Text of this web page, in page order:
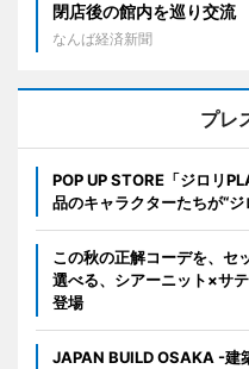
閉店後の館内を巡り交流
なんば経済新聞
プレ
POP UP STORE「ジロリ
品のキャラクターたちが“ジ
この秋の正解コーデを、セ
選べる、シアーニット×サ
登場
JAPAN BUILD OSAKA -建